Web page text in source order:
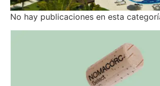
No hay publicaciones en esta